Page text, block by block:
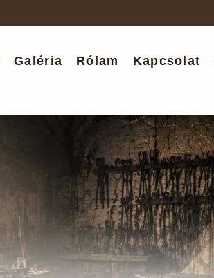
Galéria Rólam Kapcsolat